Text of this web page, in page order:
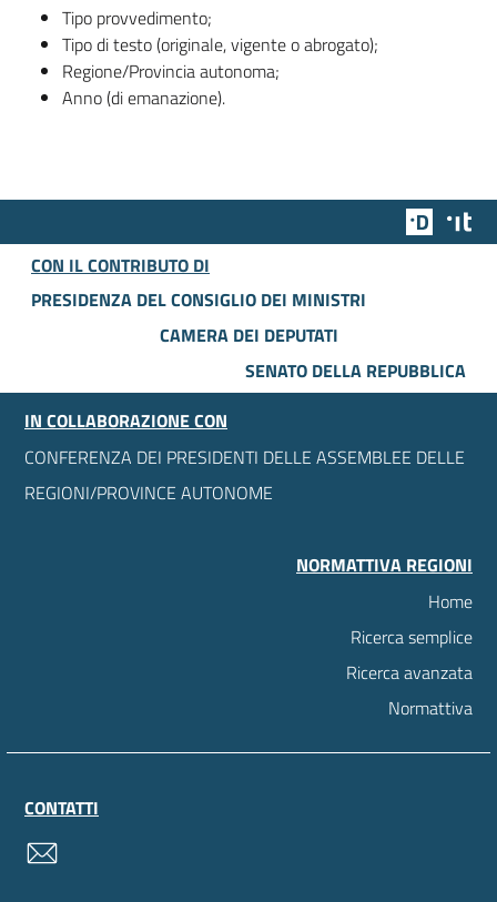
Tipo provvedimento;
Tipo di testo (originale, vigente o abrogato);
Regione/Provincia autonoma;
Anno (di emanazione).
Team
CON IL CONTRIBUTO DI
PRESIDENZA DEL CONSIGLIO DEI MINISTRI
CAMERA DEI DEPUTATI
SENATO DELLA REPUBBLICA
IN COLLABORAZIONE CON
CONFERENZA DEI PRESIDENTI DELLE ASSEMBLEE DELLE
REGIONI/PROVINCE AUTONOME
NORMATTIVA REGIONI
Home
Ricerca semplice
Ricerca avanzata
Normattiva
CONTATTI